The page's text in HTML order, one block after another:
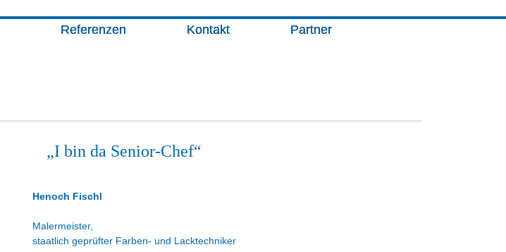
Referenzen Kontakt Partner
„I bin da Senior-Chef“
Henoch Fischl
Malermeister,
staatlich geprüfter Farben- und Lacktechniker